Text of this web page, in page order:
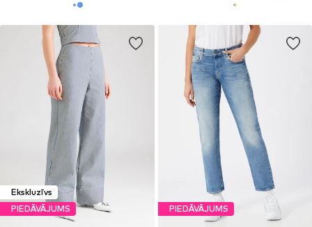
Ekskluzīvs
PIEDĀVĀJUMS
PIEDĀVĀJUMS